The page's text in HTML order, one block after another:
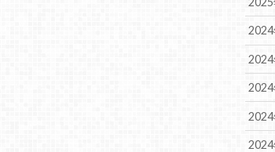
2024
2024
2024
2024
2024